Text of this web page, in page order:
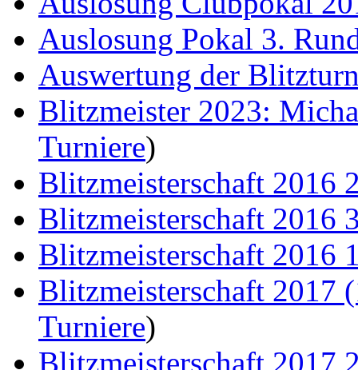
Auslosung Pokal 3.
Auswertung der
Blitzmeister 2023:
Turniere)
Blitzmeisterschaft 2016
Blitzmeisterschaft 2016
Blitzmeisterschaft 2016
Blitzmeisterschaft 2017
Turniere)
Blitzmeisterschaft 2017